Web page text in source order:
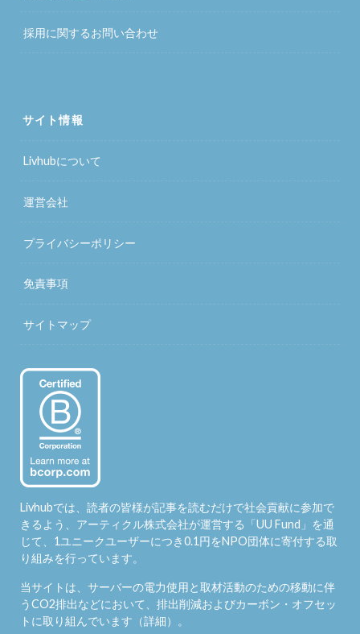
採用に関するお問い合わせ
サイト情報
Livhubについて
運営会社
プライバシーポリシー
免責事項
サイトマップ
Livhubでは、読者の皆様が記事を読むだけで社会貢献に参加で
きるよう、アーティクル株式会社が運営する「UU Fund 」を通
じて、1ユニークユーザーにつき0.1円をNPO団体に寄付する取
り組みを行っています。
当サイトは、サーバーの電力使用と取材活動のための移動に伴
うCO2排出などにおいて、排出削減およびカーボン・オフセッ
トに取り組んでいます（詳細）。